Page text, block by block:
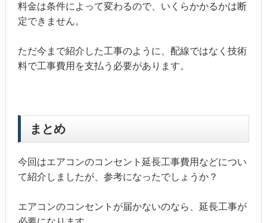
料金は条件によって変わるので、いくらかかるかは断
定できません。
ただ今まで紹介した工事のように、配線ではなく技術
料で工事費用を支払う必要があります。
まとめ
今回はエアコンのコンセント延長工事費用などについ
て紹介しましたが、参考になったでしょうか？
エアコンのコンセントが届かないのなら、延長工事が